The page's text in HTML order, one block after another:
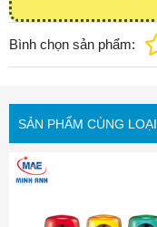
Bình chọn sản phẩm:
SẢN PHẨM CÙNG LOẠI